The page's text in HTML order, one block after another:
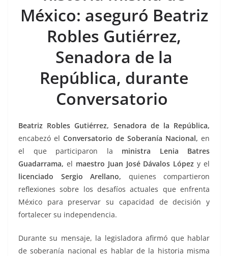
o r p
p
n
k
a
m
México: aseguró Beatriz
Robles Gutiérrez,
Senadora de la
República, durante
Conversatorio
Beatriz Robles Gutiérrez, Senadora de la República,
encabezó el Conversatorio de Soberanía Nacional, en
el que participaron la ministra Lenia Batres
Guadarrama, el maestro Juan José Dávalos López y el
licenciado Sergio Arellano, quienes compartieron
reflexiones sobre los desafíos actuales que enfrenta
México para preservar su capacidad de decisión y
fortalecer su independencia.
Durante su mensaje, la legisladora afirmó que hablar
de soberanía nacional es hablar de la historia misma